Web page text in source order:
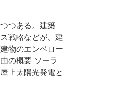
つある。建築
戦略などが、建
物のエンベロー
の概要 ソーラ
上太陽光発電と